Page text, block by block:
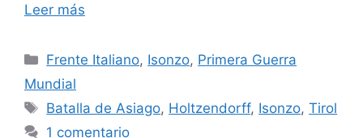
Leer más
Categorías
Frente Italiano, Isonzo, Primera Guerra
Mundial
Etiquetas
Batalla de Asiago, Holtzendorff, Isonzo,Tirol
1 comentario